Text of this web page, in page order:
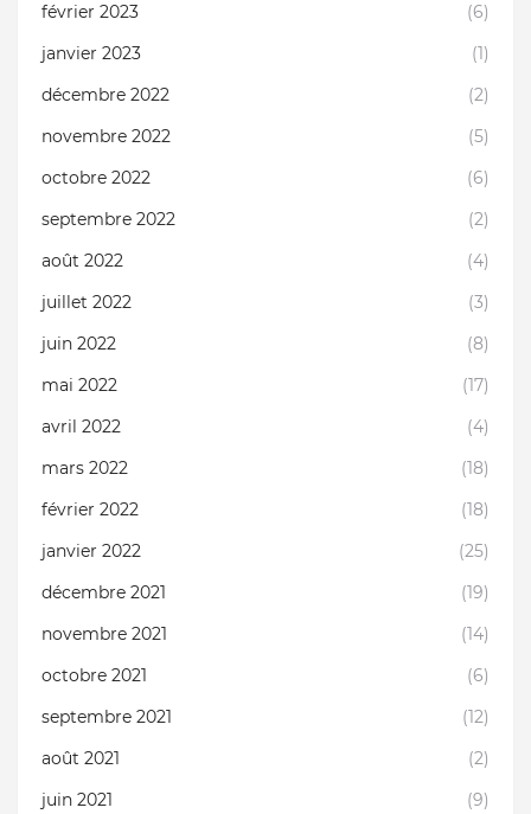
février 2023
(6)
janvier 2023
(1)
décembre 2022
(2)
novembre 2022
(5)
octobre 2022
(6)
septembre 2022
(2)
août 2022
(4)
juillet 2022
(3)
juin 2022
(8)
mai 2022
(17)
avril 2022
(4)
mars 2022
(18)
février 2022
(18)
janvier 2022
(25)
décembre 2021
(19)
novembre 2021
(14)
octobre 2021
(6)
septembre 2021
(12)
août 2021
(2)
juin 2021
(9)